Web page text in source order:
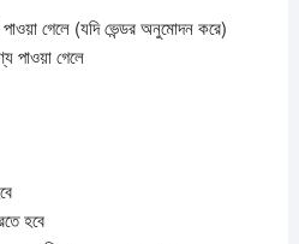
গেলে (যদি ভেন্ডর অনুমোদন করে)
পাওয়া গেলে
হবে